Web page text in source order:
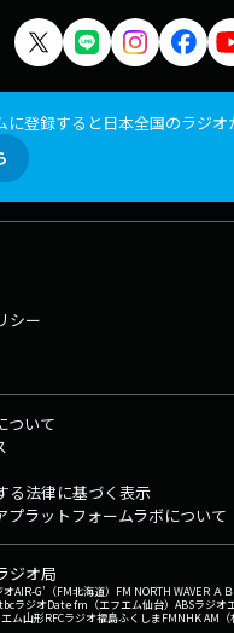
将来有望なオリンピック代表
【 MORNING HEADLINE 】
ーターの塚越健司さんが解
▽07:10〜 【 リポビタンD
いるプロフェッショナルから ニ
下げていきます。 ▽07:20〜
のニュースの中から、 気にな
、「AI時代、数学が最強の武
通情報 】 --- ▽07:33〜 【
天気をお伝えします。 ▽07:35
ースをお届けします。
曲・偉大なアーティストを一
〜 【 交通情報 】 ---
ン 】 --- ▽08:01〜 【 イエロ
毎日数字から世の中の動向を紐
数字は？ さらに最新の
【 今日のスポーツ 】 今日の
ピックアップ！ ▽08:10〜 【
中で注目されている アイテム
▽08:20〜 【 交通情報 】
】 最新ニュースをお伝えし
Webサイト：https://
www.tfm.co.jp/one/form/
に登録すると日本全国のラジ
シー
ついて
る法律に基づく表示
プラットフォームラボについて
ジオ局
オAIR-G'（FM北海道） FM NORTH WAVEＲＡ
tbcラジオDate fm（エフエム仙台） ABSラジオ
ム山形RFCラジオ福島ふくしまFMNHK AM（